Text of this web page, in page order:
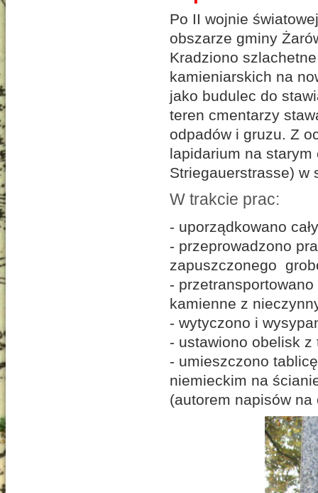
Po II wojnie
obszarze gminy
Kradziono
kamieniarskich na
jako budulec do
teren cmentarzy
odpadów i gruzu. Z
lapidarium na
Striegauerstrasse) w
W trakcie prac:
- uporządkowano
- przeprowadzono
zapuszczonego
-
kamienne z
- wytyczono i
- ustawiono obelisk
- umieszczono
niemieckim na
(autorem napisów